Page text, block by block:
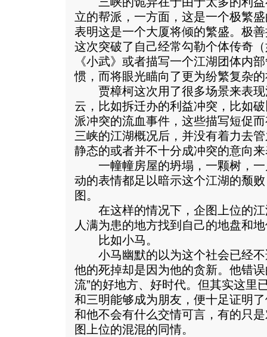
立的帮派，一方面，这是一个极繁
表明这是一个大厦将倾的繁盛。极
这次突破了自己经常勾勒个体传奇
《小武》或者描写一个江湖团体内
惯，而将眼光瞄向了更为纷繁复杂
贾樟柯这次用了很多场景来表现
云，比如拆迁办的利益冲突，比如
派冲突的流血事件，这些描写短促
三峡的江湖概况后，并没有着力去
静态的或者并不十分成冲突的意向
一幢幢房屋的坍塌，一颗树，一
动的表情都足以暗示这个江湖的颓
图。
在这样的情况下，企图上位的江
人满为患的地方找到自己的地盘和
比如小马。
小马幽默的以为这个社会已经不
他的死掉却是因为他的贪新。他错
流”的好地方、好时代。但其实这里
和三明能够成为朋友，便十足证明
和他不会有什么交情可言，有的只
图上位的混混的同情。